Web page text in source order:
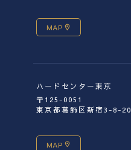
MAP
ハードセンター東京
〒125-0051
東京都葛飾区新宿3-8-20
MAP